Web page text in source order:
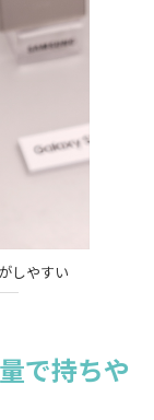
しやすい
で持ちや